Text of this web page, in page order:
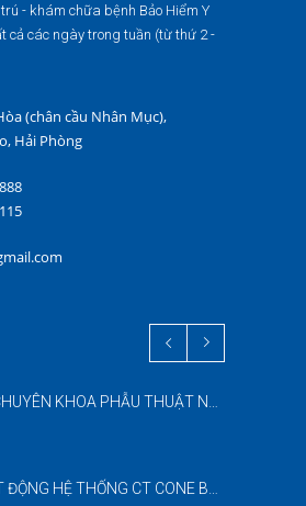
- khám chữa bệnh Bảo Hiểm Y
cả các ngày trong tuần (từ thứ 2 -
(chân cầu Nhân Mục),
Hải Phòng